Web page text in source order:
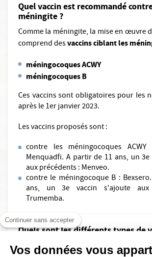
Continuer sans accepter
Vos données vous
Quel vaccin est recommandé
méningite ?
Comme la méningite, la mise en œuvre
comprend desvaccins ciblant les
méningocoques ACWY
méningocoques B
Ces vaccins sont obligatoires pour les
après le 1er janvier 2023.
Les vaccins proposés sont :
contre les méningocoques
Menquadfi. A partir de 11 ans, un
aux précédents : Menveo.
contre le méningocoque B :
ans, un 3e vaccin s'ajoute aux
Trumemba.
Quels sont les différents types de
Il existe plusieurs types de vaccin